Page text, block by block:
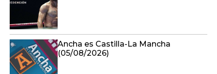
Ancha es Castilla-La Mancha
(05/08/2026)